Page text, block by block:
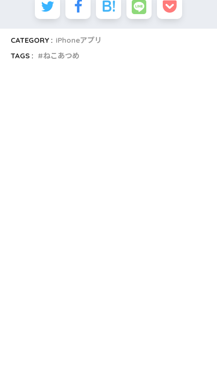
CATEGORY : iPhoneアプリ
TAGS :
ねこあつめ